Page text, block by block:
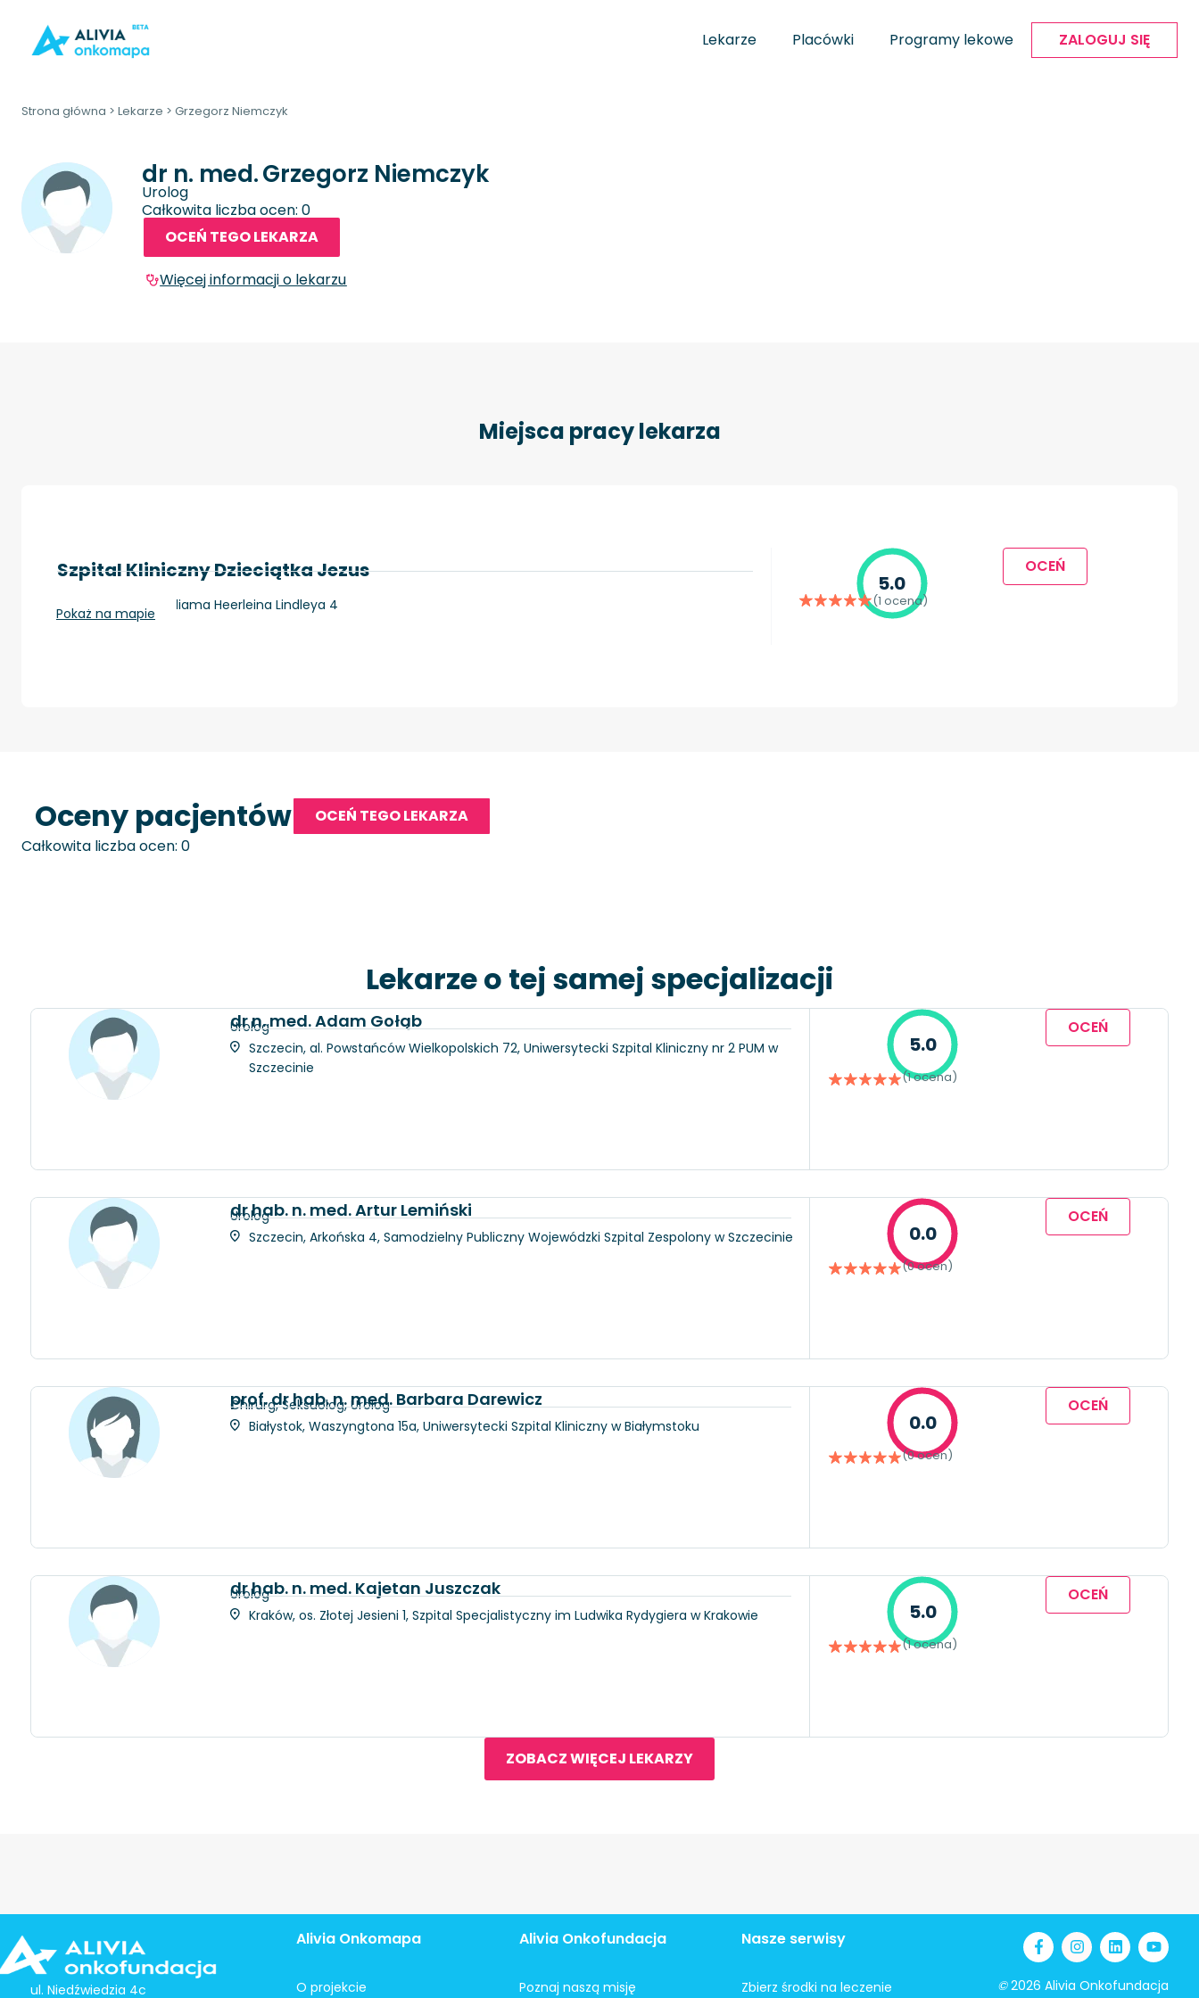
Lekarze Placówki Programy lekowe ZALOGUJ SIĘ
Strona główna > Lekarze > Grzegorz Niemczyk
dr n. med.Grzegorz Niemczyk
Urolog
Całkowita liczba ocen: 0
OCEŃ TEGO LEKARZA
Więcej informacji o lekarzu
Miejsca pracy lekarza
Szpital Kliniczny Dzieciątka Jezus
Warszawa, ul. Williama Heerleina Lindleya 4
Pokaż na mapie
5.0
(1 ocena)
OCEŃ
Oceny pacjentów
OCEŃ TEGO LEKARZA
Całkowita liczba ocen: 0
Lekarze o tej samej specjalizacji
dr n. med. Adam Gołąb
Urolog
Szczecin, al. Powstańców Wielkopolskich 72, Uniwersytecki Szpital Kliniczny nr 2 PUM w
Szczecinie
5.0
(1 ocena)
OCEŃ
dr hab. n. med. Artur Lemiński
Urolog
Szczecin, Arkońska 4, Samodzielny Publiczny Wojewódzki Szpital Zespolony w Szczecinie
0.0
(0 ocen)
OCEŃ
prof. dr hab. n. med. Barbara Darewicz
Chirurg, Seksuolog, Urolog
Białystok, Waszyngtona 15a, Uniwersytecki Szpital Kliniczny w Białymstoku
0.0
(0 ocen)
OCEŃ
dr hab. n. med. Kajetan Juszczak
Urolog
Kraków, os. Złotej Jesieni 1, Szpital Specjalistyczny im Ludwika Rydygiera w Krakowie
5.0
(1 ocena)
OCEŃ
ZOBACZ WIĘCEJ LEKARZY
ul. Niedźwiedzia 4c
Alivia Onkomapa
O projekcie
Alivia Onkofundacja
Poznaj naszą misję
Nasze serwisy
Zbierz środki na leczenie ©2026 Alivia Onkofundacja